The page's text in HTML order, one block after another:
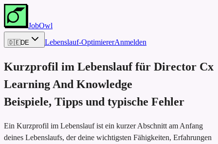
JobOwl
🇩🇪DE Lebenslauf-OptimiererAnmelden
Kurzprofil im Lebenslauf für Director Cx
Learning And Knowledge
Beispiele, Tipps und typische Fehler
Ein Kurzprofil im Lebenslauf ist ein kurzer Abschnitt am Anfang
deines Lebenslaufs, der deine wichtigsten Fähigkeiten, Erfahrungen